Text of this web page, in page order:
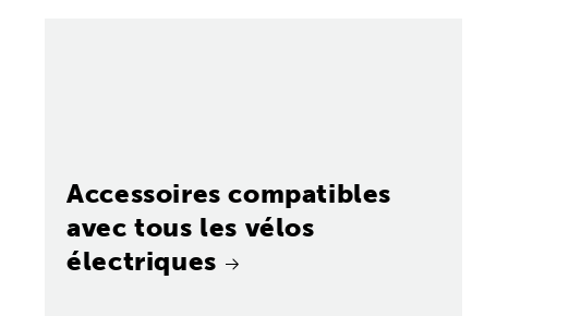
Accessoires compatibles
avec tous les vélos
électriques